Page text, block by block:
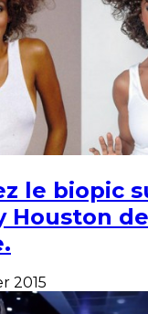
le biopic
Houston
2015